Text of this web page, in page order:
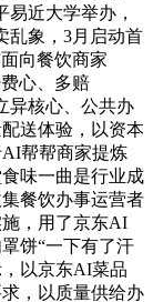
近大学举办，
乱象，3月启动首
向餐饮商家
心、多赔
异核心、公共办
送体验，以资本
帮帮商家提炼
味一曲是行业成
餐饮办事运营者
，用了京东AI
饼“一下有了汗
以京东AI菜品
，以质量供给办